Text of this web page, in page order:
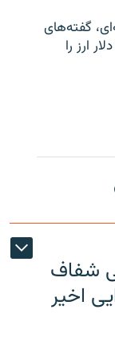
گفته‌های
شدن ۹ میلیارد دلار ارز را
شفاف
اخیر